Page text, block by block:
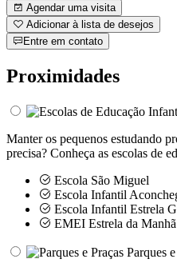
Agendar uma visita
Adicionar à lista de desejos
Entre em contato
Proximidades
Manter os pequenos estudando
precisa? Conheça as escolas de
Escola São Miguel
Escola Infantil
Escola Infantil Estrela
EMEI Estrela da Manhã
Parques